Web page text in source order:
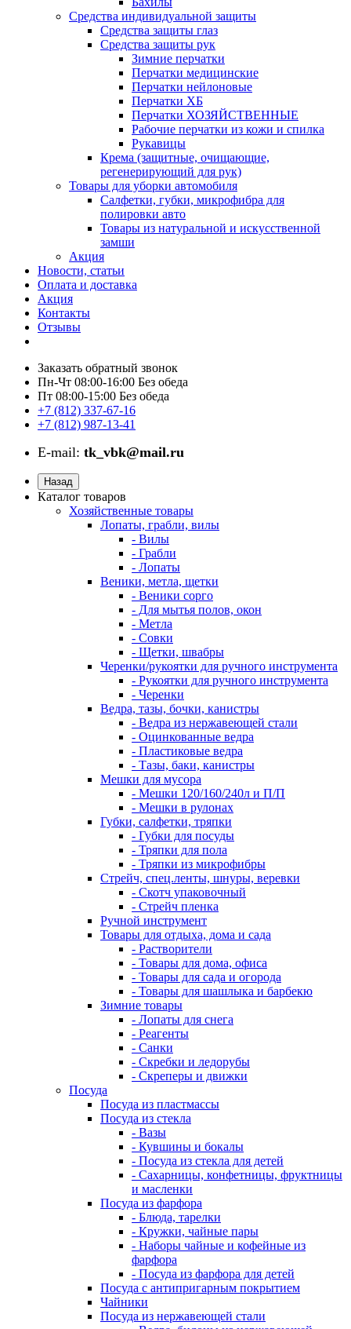
Средства индивидуальной защиты
Средства защиты глаз
Средства защиты рук
Зимние перчатки
Перчатки медицинские
Перчатки нейлоновые
Перчатки ХБ
Перчатки ХОЗЯЙСТВЕННЫЕ
Рабочие перчатки из кожи и спилка
Рукавицы
Крема (защитные, очищающие,
регенерирующий для рук)
Товары для уборки автомобиля
Салфетки, губки, микрофибра для
полировки авто
Товары из натуральной и искусственной
замши
Акция
Новости, статьи
Оплата и доставка
Акция
Контакты
Отзывы
Заказать обратный звонок
Пн-Чт 08:00-16:00 Без обеда
Пт 08:00-15:00 Без обеда
+7 (812) 337-67-16
+7 (812) 987-13-41
E-mail: tk_vbk@mail.ru
Назад
Каталог товаров
Хозяйственные товары
Лопаты, грабли, вилы
- Вилы
- Грабли
- Лопаты
Веники, метла, щетки
- Веники сорго
- Для мытья полов, окон
- Метла
- Совки
- Щетки, швабры
Черенки/рукоятки для ручного инструмента
- Рукоятки для ручного инструмента
- Черенки
Ведра, тазы, бочки, канистры
- Ведра из нержавеющей стали
- Оцинкованные ведра
- Пластиковые ведра
- Тазы, баки, канистры
Мешки для мусора
- Мешки 120/160/240л и П/П
- Мешки в рулонах
Губки, салфетки, тряпки
- Губки для посуды
- Тряпки для пола
- Тряпки из микрофибры
Стрейч, спец.ленты, шнуры, веревки
- Скотч упаковочный
- Стрейч пленка
Ручной инструмент
Товары для отдыха, дома и сада
- Растворители
- Товары для дома, офиса
- Товары для сада и огорода
- Товары для шашлыка и барбекю
Зимние товары
- Лопаты для снега
- Реагенты
- Санки
- Скребки и ледорубы
- Скреперы и движки
Посуда
Посуда из пластмассы
Посуда из стекла
- Вазы
- Кувшины и бокалы
- Посуда из стекла для детей
- Сахарницы, конфетницы, фруктницы
и масленки
Посуда из фарфора
- Блюда, тарелки
- Кружки, чайные пары
- Наборы чайные и кофейные из
фарфора
- Посуда из фарфора для детей
Посуда с антипригарным покрытием
Чайники
Посуда из нержавеющей стали